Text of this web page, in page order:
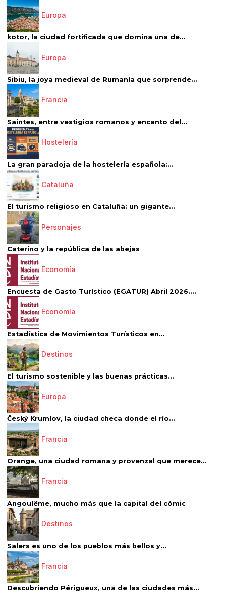
Europa
kotor, la ciudad fortificada que domina una de...
Europa
Sibiu, la joya medieval de Rumanía que sorprende...
Francia
Saintes, entre vestigios romanos y encanto del...
Hostelería
La gran paradoja de la hostelería española:...
Cataluña
El turismo religioso en Cataluña: un gigante...
Personajes
Caterino y la república de las abejas
Economía
Encuesta de Gasto Turístico (EGATUR) Abril 2026....
Economía
Estadística de Movimientos Turísticos en...
Destinos
El turismo sostenible y las buenas prácticas...
Europa
Český Krumlov, la ciudad checa donde el río...
Francia
Orange, una ciudad romana y provenzal que merece...
Francia
Angoulême, mucho más que la capital del cómic
Destinos
Salers es uno de los pueblos más bellos y...
Francia
Descubriendo Périgueux, una de las ciudades más...